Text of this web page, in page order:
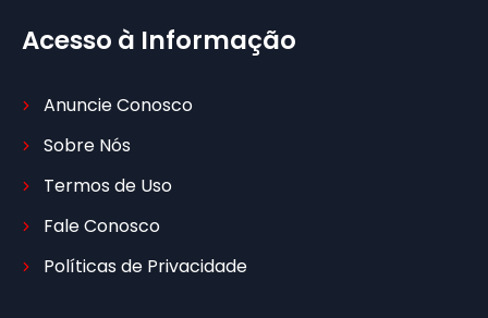
Acesso à Informação
Anuncie Conosco
Sobre Nós
Termos de Uso
Fale Conosco
Políticas de Privacidade